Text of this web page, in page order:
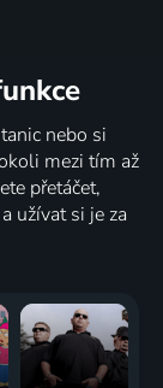
nebo si
mezi tím až
přetáčet,
užívat si je za